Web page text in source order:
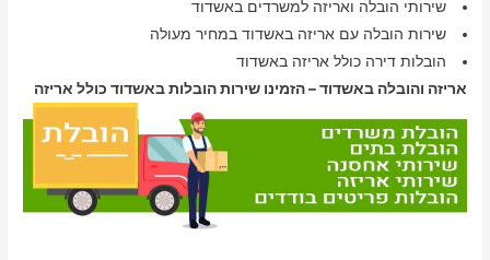
שירותי הובלה ואריזה למשרדים באשדוד
שירות הובלה עם אריזה באשדוד במחיר מעולה
הובלות דירה כולל אריזה באשדוד
אריזה והובלה באשדוד – הזמינו שירות הובלות באשדוד כולל אריזה